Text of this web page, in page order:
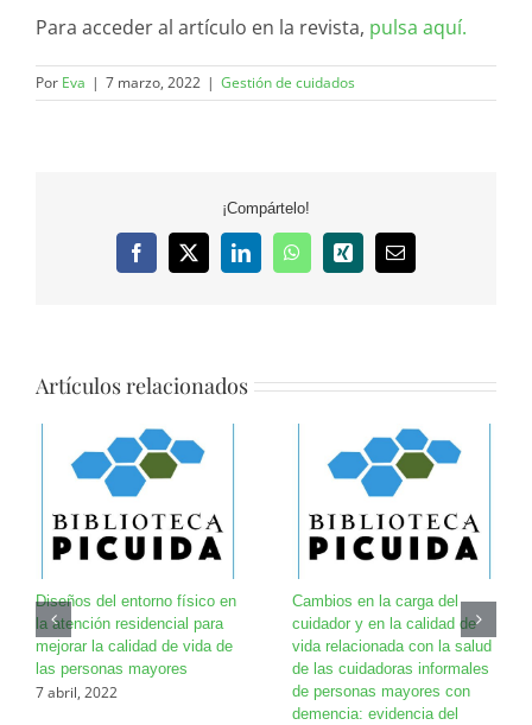
Para acceder al artículo en la revista, pulsa aquí.
Por Eva | 7 marzo, 2022 | Gestión de cuidados
¡Compártelo!
Facebook
X LinkedInWhatsApp
Xing
Correo
Artículos relacionados
Diseños del entorno físico en
la atención residencial para
mejorar la calidad de vida de
las personas mayores
7 abril, 2022
Cambios en la carga del
cuidador y en la calidad de
vida relacionada con la salud
de las cuidadoras informales
de personas mayores con
demencia: evidencia del